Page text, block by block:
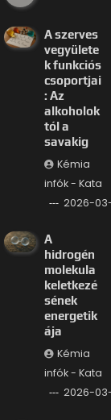
A szerves
vegyülete
k funkciós
csoportjai
: Az
alkoholok
tól a
savakig
Kémia
infók - Kata
2026-
A
hidrogén
molekula
keletkezé
sének
energetik
ája
Kémia
infók - Kata
2026-